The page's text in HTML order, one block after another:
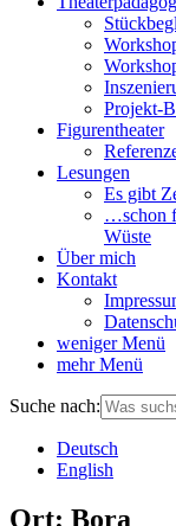
Projekt-
Figurentheater
Lesungen
Es gibt
…schon
Wüste
Über mich
Kontakt
wenigerMenü
mehrMenü
Suche nach:
Deutsch
English
Ort: Bora